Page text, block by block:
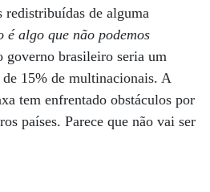
de alguma
é algo que não podemos
governo brasileiro seria um
15% de multinacionais. A
tem enfrentado obstáculos por
países. Parece que não vai ser